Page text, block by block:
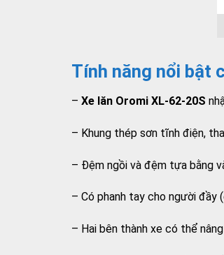
Tính năng nổi bật
– Xe lăn Oromi XL-62-20S
– Khung thép sơn tĩnh điện,
– Đệm ngồi và đệm tựa bằng
– Có phanh tay cho người đầy
– Hai bên thành xe có thể